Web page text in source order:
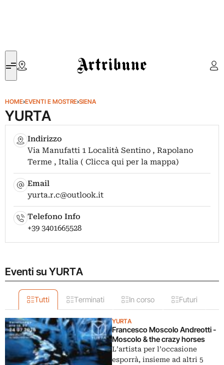
Artribune
HOME›EVENTI E MOSTRE›SIENA
YURTA
Indirizzo
Via Manufatti 1 Località Sentino , Rapolano
Terme , Italia ( Clicca qui per la mappa)
Email
yurta.r.c@outlook.it
Telefono Info
+39 3401665528
Eventi su YURTA
Tutti Terminati In corso Futuri
YURTA
Francesco Moscolo Andreotti -
Moscolo & the crazy horses
L’artista per l’occasione
esporrà, insieme ad altri 5